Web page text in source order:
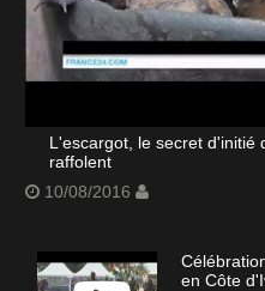
L'escargot, le secret d'initié
raffolent
10/08/2016
en Côte